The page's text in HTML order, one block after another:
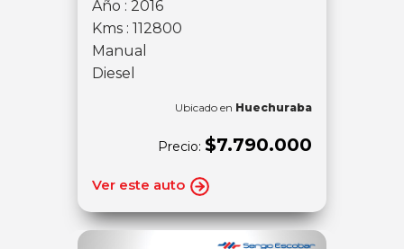
Año : 2016
Kms : 112800
Manual
Diesel
Ubicado en Huechuraba
Precio: $7.790.000
Ver este auto